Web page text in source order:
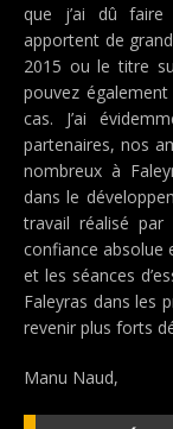
que j’ai dû faire
apportent de
2015 ou le titre
pouvez
cas. J’ai
partenaires, nos
nombreux à
dans le
travail réalisé par
confiance absolue
et les séances
Faleyras dans les
revenir plus forts
Manu Naud,